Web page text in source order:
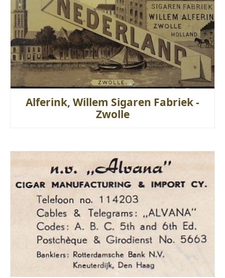
Alferink, Willem Sigaren Fabriek -
Zwolle